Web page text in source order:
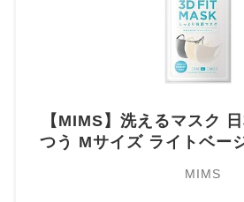
【MIMS】洗えるマスク
つう Mサイズ ライトベー
MIMS